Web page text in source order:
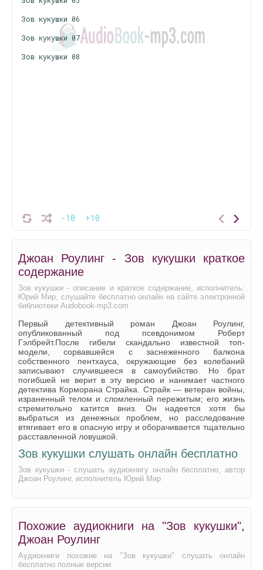
-10 +10
Зов кукушки 06
Зов кукушки 07
Зов кукушки 08
Джоан Роулинг - Зов кукушки краткое
содержание
Зов кукушки - описание и краткое содержание, исполнитель:
Юрий Мир, слушайте бесплатно онлайн на сайте электронной
библиотеки Audobook-mp3.com
Первый детективный роман Джоан Роулинг,
опубликованный под псевдонимом Роберт
Гэлбрейт.После гибели скандально известной топ-
модели, сорвавшейся с заснеженного балкона
собственного пентхауса, окружающие без колебаний
записывают случившееся в самоубийство. Но брат
погибшей не верит в эту версию и нанимает частного
детектива Корморана Страйка. Страйк — ветеран войны,
израненный телом и сломленный пережитым; его жизнь
стремительно катится вниз. Он надеется хотя бы
выбраться из денежных проблем, но расследование
втягивает его в опасную игру и оборачивается тщательно
расставленной ловушкой.
Зов кукушки слушать онлайн бесплатно
Зов кукушки - слушать аудиокнигу онлайн бесплатно, автор
Джоан Роулинг, исполнитель Юрий Мир
Похожие аудиокниги на "Зов кукушки",
Джоан Роулинг
Аудиокниги похожие на "Зов кукушки" слушать онлайн
бесплатно полные версии.